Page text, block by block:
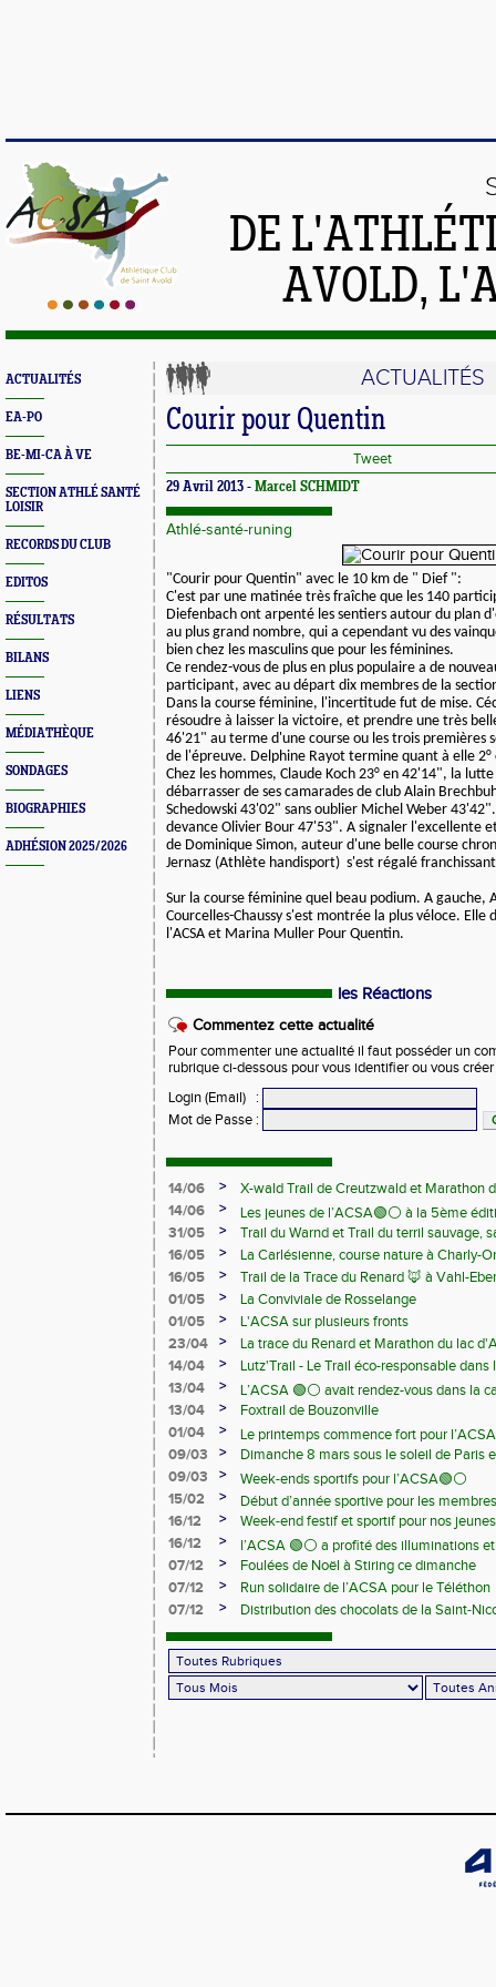
DE
AVOLD,
ACTUALITÉS
EA-PO
BE-MI-CA À VE
SECTION ATHLÉ SANTÉ
LOISIR
RECORDS DU CLUB
EDITOS
RÉSULTATS
BILANS
LIENS
MÉDIATHÈQUE
SONDAGES
BIOGRAPHIES
ADHÉSION 2025/2026
ACTUALITÉS
Courir pour Quentin
Tweet
29 Avril 2013 - Marcel SCHMIDT
Athlé-santé-runing
"Courir pour Quentin" avec le 10 km de " Dief ":
C'est par une matinée très fraîche que les 140
Diefenbach ont arpenté les sentiers autour du plan
au plus grand nombre, qui a cependant vu des
bien chez les masculins que pour les féminines.
Ce rendez-vous de plus en plus populaire a de
participant, avec au départ dix membres de la
Dans la course féminine, l'incertitude fut de mise.
résoudre à laisser la victoire, et prendre une très
46'21" au terme d'une course ou les trois premières
de l'épreuve. Delphine Rayot termine quant à elle 2°
Chez les hommes, Claude Koch 23° en 42'14", la
débarrasser de ses camarades de club Alain
Schedowski 43'02" sans oublier Michel Weber
devance Olivier Bour 47'53". A signaler l'excellente
de Dominique Simon, auteur d'une belle course
Jernasz (Athlète handisport) s'est régalé
Sur la course féminine quel beau podium. A gauche,
Courcelles-Chaussy s'est montrée la plus véloce. Elle
l'ACSA et Marina Muller Pour Quentin.
les Réactions
Commentez cette actualité
Pour commenter une actualité il faut posséder un
rubrique ci-dessous pour vous identifier ou vous
Login (Email)
:
Mot de Passe :
14/06 >
X-wald Trail de Creutzwald et Marathon
14/06
>
Les jeunes de l’ACSA🟢⚪️ à la 5ème
Samedi 13 juin
31/05 >
Trail du Warnd et Trail du terril sauvage,
16/05
>
La Carlésienne, course nature à Charly-
16/05
>
Trail de la Trace du Renard 🦊 à Vahl-
01/05
>
La Conviviale de Rosselange
01/05
>
L'ACSA sur plusieurs fronts
23/04
>
La trace du Renard et Marathon du lac
14/04
>
Lutz'Trail - Le Trail éco-responsable dans
13/04
>
L’ACSA 🟢⚪️ avait rendez-vous dans la
13/04
>
Foxtrail de Bouzonville
01/04
>
Le printemps commence fort pour
09/03
>
Dimanche 8 mars sous le soleil de Paris
09/03
>
Week-ends sportifs pour l’ACSA🟢⚪️
15/02
>
Début d’année sportive pour les
16/12
>
Week-end festif et sportif pour nos
16/12
>
l’ACSA 🟢⚪️ a profité des illuminations
07/12
>
Foulées de Noël à Stiring ce dimanche
07/12
>
Run solidaire de l’ACSA pour le Téléthon
07/12
> Distribution des chocolats de la Saint-